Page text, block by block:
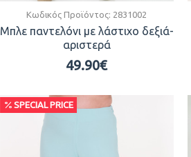
Κωδικός Προϊόντος: 2831002
Μπλε παντελόνι με λάστιχο δεξιά-
αριστερά
49.90€
SPECIAL PRICE